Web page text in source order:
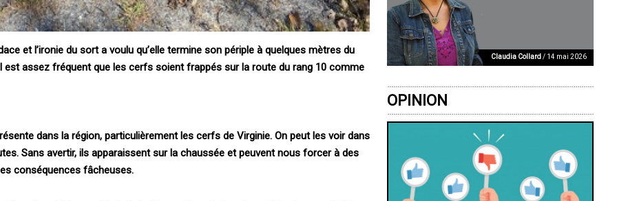
et l’ironie du sort a voulu qu’elle termine son périple à quelques mètres du
est assez fréquent que les cerfs soient frappés sur la route du rang 10 comme
dans la région, particulièrement les cerfs de Virginie. On peut les voir dans
Sans avertir, ils apparaissent sur la chaussée et peuvent nous forcer à des
conséquences fâcheuses.
Claudia Collard/ 14 mai 2026
OPINION